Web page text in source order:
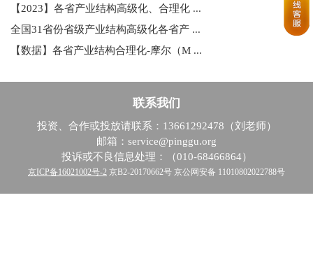
【2023】各省产业结构高级化、合理化 ...
全国31省份省级产业结构高级化各省产 ...
【数据】各省产业结构合理化-摩尔（M ...
联系我们
投资、合作或投放请联系：13661292478（刘老师）
邮箱：service@pinggu.org
投诉或不良信息处理：（010-68466864）
京ICP备16021002号-2 京B2-20170662号 京公网安备 11010802022788号